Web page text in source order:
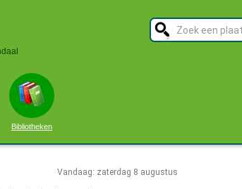
Bibliotheken
Vandaag: zaterdag 8 augustus